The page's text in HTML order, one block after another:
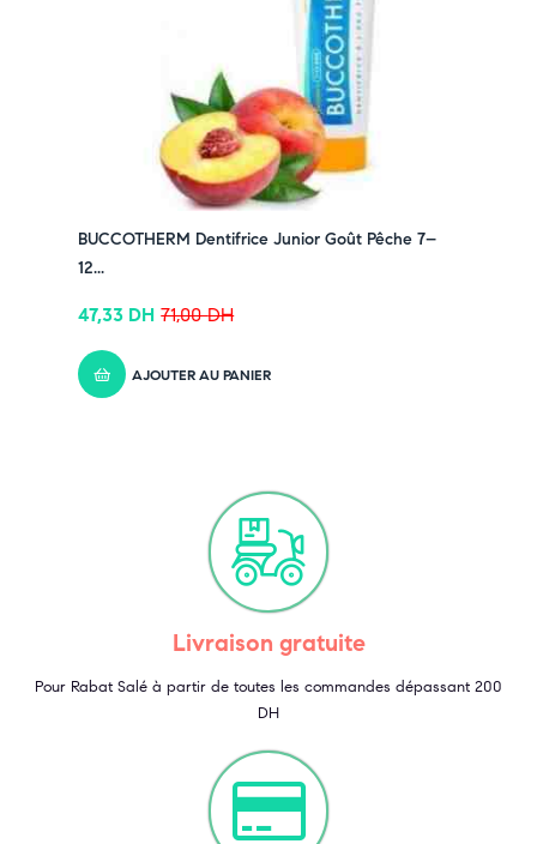
BUCCOTHERM Dentifrice Junior Goût Pêche 7–
12...
71,00DH
47,33 DH
AJOUTER AU PANIER
Livraison gratuite
Pour Rabat Salé à partir de toutes les commandes dépassant 200
DH